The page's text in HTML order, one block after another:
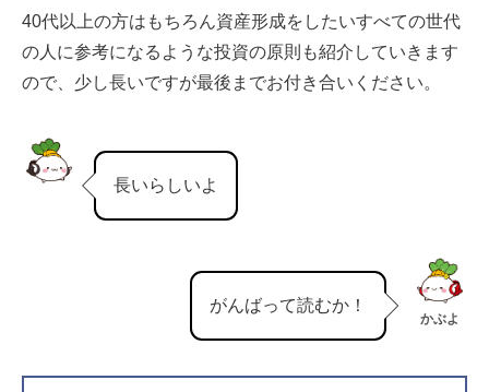
40代以上の方はもちろん資産形成をしたいすべての世代
の人に参考になるような投資の原則も紹介していきます
ので、少し長いですが最後までお付き合いください。
長いらしいよ
がんばって読むか！
かぶよ